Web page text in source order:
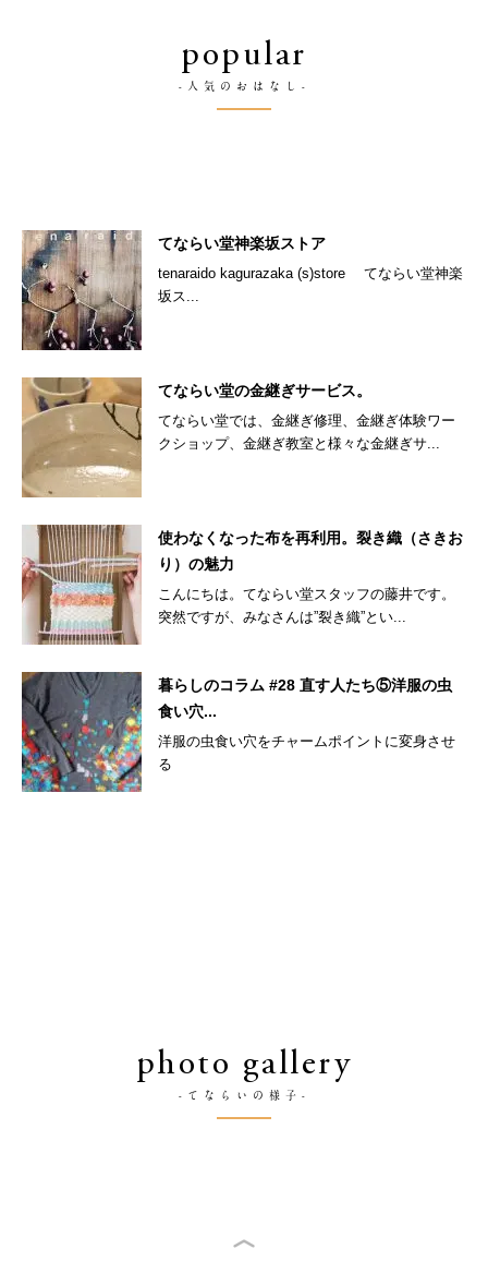
popular
-人気のおはなし-
てならい堂神楽坂ストア
tenaraido kagurazaka (s)store てならい堂神楽
坂ス...
てならい堂の金継ぎサービス。
てならい堂では、金継ぎ修理、金継ぎ体験ワー
クショップ、金継ぎ教室と様々な金継ぎサ...
使わなくなった布を再利用。裂き織（さきお
り）の魅力
こんにちは。てならい堂スタッフの藤井です。
突然ですが、みなさんは”裂き織”とい...
暮らしのコラム #28 直す人たち⑤洋服の虫
食い穴...
洋服の虫食い穴をチャームポイントに変身させ
る
photo gallery
-てならいの様子-